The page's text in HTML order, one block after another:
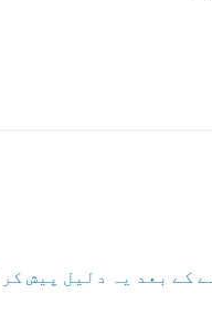
کے بعد یہ دلیل پیش